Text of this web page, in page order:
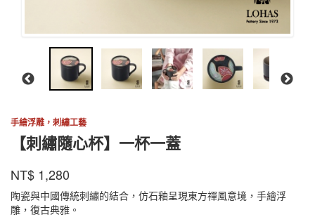
手繪浮雕，刺繡工藝
【刺繡隨心杯】一杯一蓋
商品代號 CXMK001BK
CXMK001BK
品牌
寶
NT$ 1,280
陶瓷與中國傳統刺繡的結合，仿石釉呈現東方禪風意境，手繪浮
雕，復古典雅。